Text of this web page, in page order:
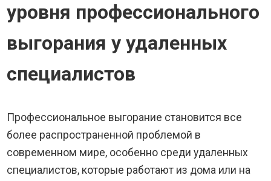
уровня профессионального
выгорания у удаленных
специалистов
Профессиональное выгорание становится все
более распространенной проблемой в
современном мире, особенно среди удаленных
специалистов, которые работают из дома или на